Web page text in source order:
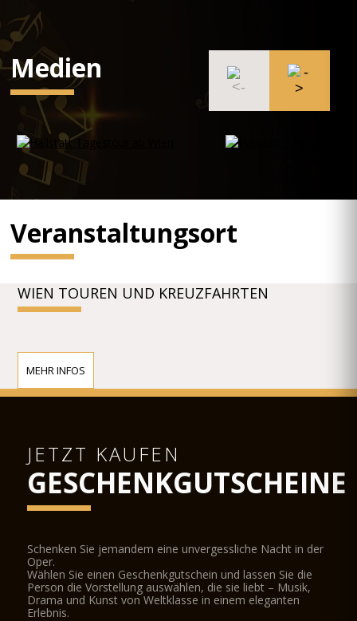
Medien
Veranstaltungsort
WIEN TOUREN UND KREUZFAHRTEN
MEHR INFOS
JETZT KAUFEN
GESCHENKGUTSCHEINE
Schenken Sie jemandem eine unvergessliche Nacht in der
Oper.
Wählen Sie einen Geschenkgutschein und lassen Sie die
Person die Vorstellung auswählen, die sie liebt – Musik,
Drama und Kunst von Weltklasse in einem eleganten
Erlebnis.